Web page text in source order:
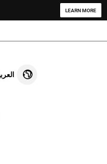
LEARN MORE